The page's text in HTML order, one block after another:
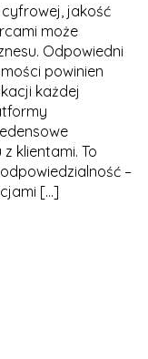
jakość
może
Odpowiedni
powinien
każdej
klientami. To
–
[…]